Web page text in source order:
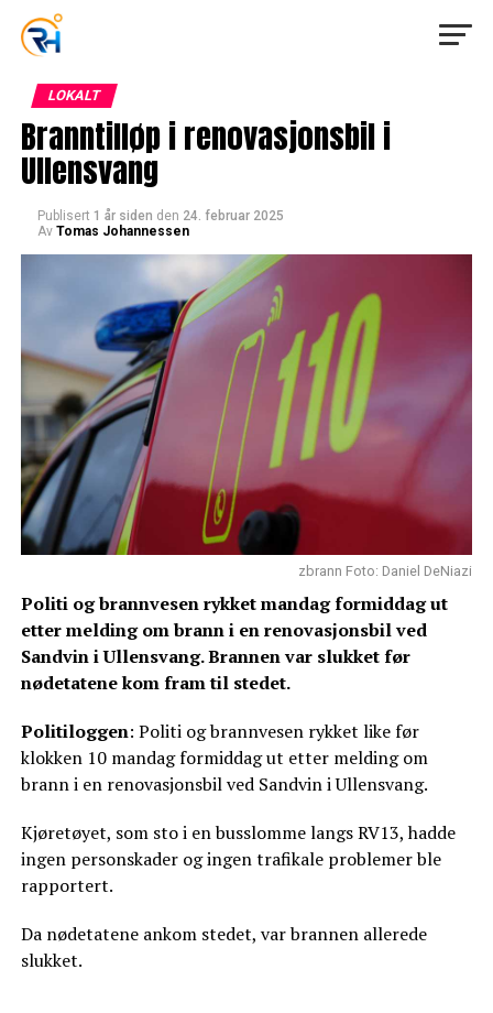
LOKALT
Branntilløp i renovasjonsbil i
Ullensvang
Publisert 1 år siden den 24. februar 2025
Av Tomas Johannessen
zbrann Foto: Daniel DeNiazi
Politi og brannvesen rykket mandag formiddag ut
etter melding om brann i en renovasjonsbil ved
Sandvin i Ullensvang. Brannen var slukket før
nødetatene kom fram til stedet.
Politiloggen: Politi og brannvesen rykket like før
klokken 10 mandag formiddag ut etter melding om
brann i en renovasjonsbil ved Sandvin i Ullensvang.
Kjøretøyet, som sto i en busslomme langs RV13, hadde
ingen personskader og ingen trafikale problemer ble
rapportert.
Da nødetatene ankom stedet, var brannen allerede
slukket.